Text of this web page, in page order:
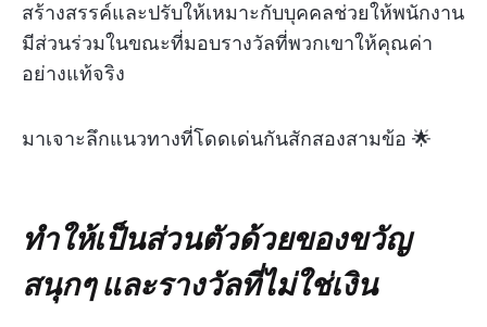
สร้างสรรค์และปรับให้เหมาะกับบุคคลช่วยให้พนักงาน
มีส่วนร่วมในขณะที่มอบรางวัลที่พวกเขาให้คุณค่า
อย่างแท้จริง
มาเจาะลึกแนวทางที่โดดเด่นกันสักสองสามข้อ 🌟
ทำให้เป็นส่วนตัวด้วยของขวัญ
สนุกๆ และรางวัลที่ไม่ใช่เงิน